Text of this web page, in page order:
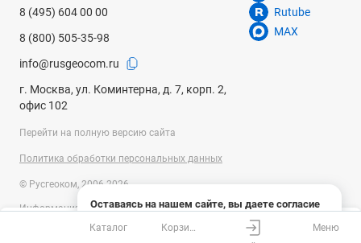
Оставаясь на нашем сайте, вы даете согласие
на использование файлов cookies и сбор данных
системами веб-аналитики
8 (495) 604 00 00
8 (800) 505-35-98
info@rusgeocom.ru
г. Москва, ул. Коминтерна, д. 7, корп. 2,
офис 102
Rutube
MAX
Перейти на полную версию сайта
Политика обработки персональных данных
© Русгеоком, 2006-2026
Информация на сайте носит справочный характер и не является
публичной офертой, определяемой положениями Статьи 437
Гражданского кодекса Российской Федерации. Технические
Каталог
Корзина
Меню